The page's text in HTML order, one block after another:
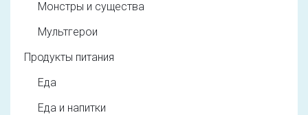
Монстры и существа
Мультгерои
Продукты питания
Еда
Еда и напитки